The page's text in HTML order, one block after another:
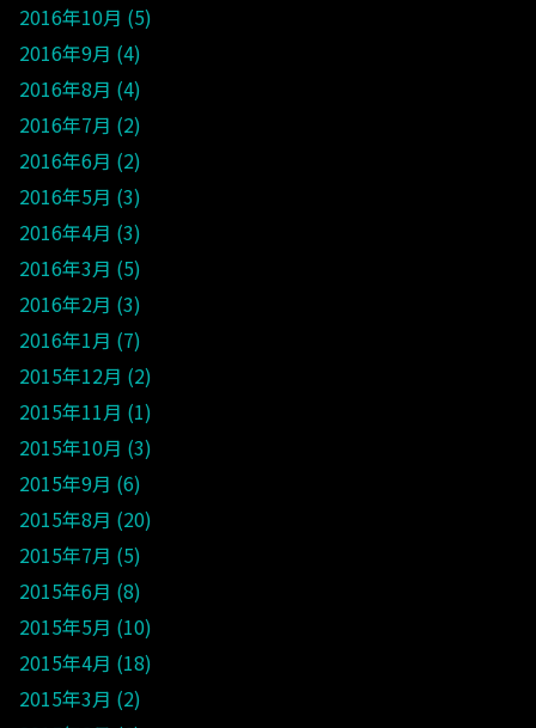
2016年10月 5
2016年9月 4
2016年8月 4
2016年7月 2
2016年6月 2
2016年5月 3
2016年4月 3
2016年3月 5
2016年2月 3
2016年1月 7
2015年12月 2
2015年11月 1
2015年10月 3
2015年9月 6
2015年8月 20
2015年7月 5
2015年6月 8
2015年5月 10
2015年4月 18
2015年3月 2